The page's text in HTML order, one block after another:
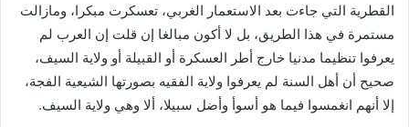
القطرية التي جاءت بعد الاستعمار الغربي، تعسكرت مبكرا، ومازالت
مستمرة في هذا الطريق، بل لا أكون مبالغا إن قلت إن العرب لم
يعرفوا تنظيما مدنيا خارج أطر العسكرة أو القبيلة أو ولاية السيف،
صحيح أن أهل السنة لم يعرفوا ولاية الفقيه بصورتها الشيعية الفجة،
إلا أنهم انغمسوا فيما هو أسوأ وأضل سبيلا، ألا وهي ولاية السيف.